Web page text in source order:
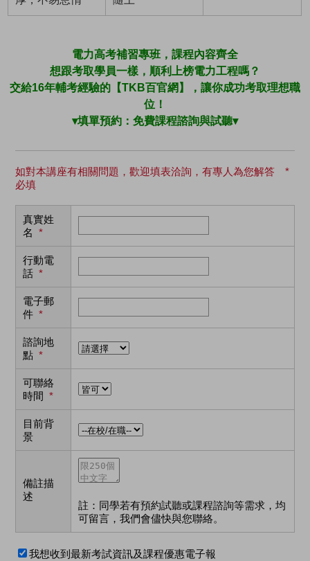
電力高考補習專班，課程內容齊全
想跟考取學員一樣，順利上榜電力工程嗎？
交給16年輔考經驗的【TKB百官網】，讓你成功考取理想職
位！
▾填單預約：免費課程諮詢與試聽▾
如對本講座有相關問題，歡迎填表洽詢，有專人為您解答 *
必填
真實姓
名 *
行動電
話 *
電子郵
件 *
諮詢地
點 *
可聯絡
時間 *
目前背
景
備註描
述
註：同學若有預約試聽或課程諮詢等需求，均
可留言，我們會儘快與您聯絡。
我想收到最新考試資訊及課程優惠電子報